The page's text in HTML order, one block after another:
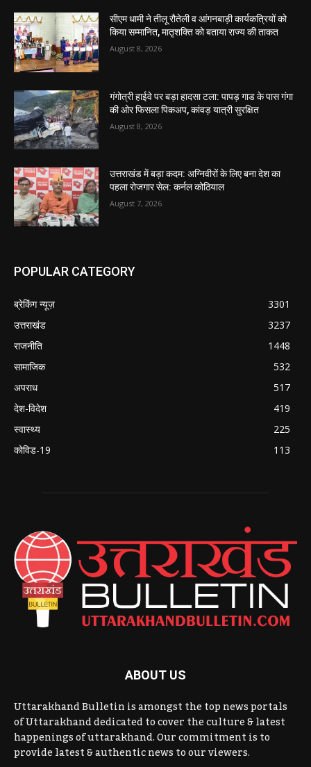
सीएम धामी ने तीलू रौतेली व आंगनबाड़ी कार्यकत्रियों को
किया सम्मानित, मातृशक्ति को बताया राज्य की ताकत
August 8, 2026
गंगोत्री हाईवे पर बड़ा हादसा टला: पापड़ गाड के पास गंगा
की ओर फिसला पिकअप, कांवड़ यात्री सुरक्षित
August 8, 2026
उत्तराखंड में बड़ा कदम: अग्निवीरों के लिए बना देश का
पहला रोजगार सेल: कर्नल कोठियाल
August 7, 2026
POPULAR CATEGORY
ब्रेकिंग न्यूज़
3301
उत्तराखंड
3237
राजनीति
1448
सामाजिक
532
अपराध
517
देश-विदेश
419
स्वास्थ्य
225
कोविड-19
113
ABOUT US
Uttarakhand Bulletin is amongst the top news portals
of Uttarakhand dedicated to cover the culture & latest
happenings of uttarakhand. Our commitment is to
provide latest & authentic news to our viewers.